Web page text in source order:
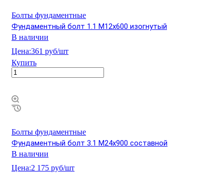
Болты фундаментные
Фундаментный болт 1.1 М12х600 изогнутый
В наличии
Цена:361 руб/шт
Купить
Болты фундаментные
Фундаментный болт 3.1 М24х900 составной
В наличии
Цена:2 175 руб/шт